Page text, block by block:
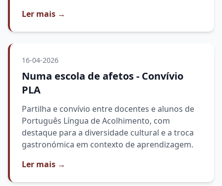
Ler mais →
16-04-2026
Numa escola de afetos - Convívio
PLA
Partilha e convívio entre docentes e alunos de
Português Língua de Acolhimento, com
destaque para a diversidade cultural e a troca
gastronómica em contexto de aprendizagem.
Ler mais →